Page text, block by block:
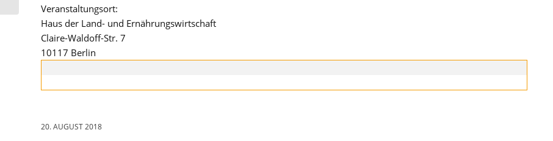
Veranstaltungsort:
Haus der Land- und Ernährungswirtschaft
Claire-Waldoff-Str. 7
10117 Berlin
20. AUGUST 2018